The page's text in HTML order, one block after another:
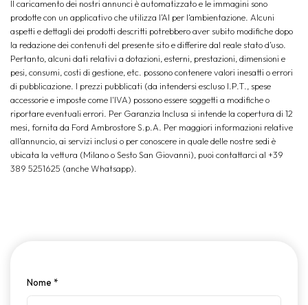
Il caricamento dei nostri annunci è automatizzato e le immagini sono
prodotte con un applicativo che utilizza l’AI per l‘ambientazione. Alcuni
aspetti e dettagli dei prodotti descritti potrebbero aver subito modifiche dopo
la redazione dei contenuti del presente sito e differire dal reale stato d’uso.
Pertanto, alcuni dati relativi a dotazioni, esterni, prestazioni, dimensioni e
pesi, consumi, costi di gestione, etc. possono contenere valori inesatti o errori
di pubblicazione. I prezzi pubblicati (da intendersi escluso I.P.T., spese
accessorie e imposte come l'IVA) possono essere soggetti a modifiche o
riportare eventuali errori. Per Garanzia Inclusa si intende la copertura di 12
mesi, fornita da Ford Ambrostore S.p.A. Per maggiori informazioni relative
all'annuncio, ai servizi inclusi o per conoscere in quale delle nostre sedi è
ubicata la vettura (Milano o Sesto San Giovanni), puoi contattarci al +39
389 5251625 (anche Whatsapp).
Nome *